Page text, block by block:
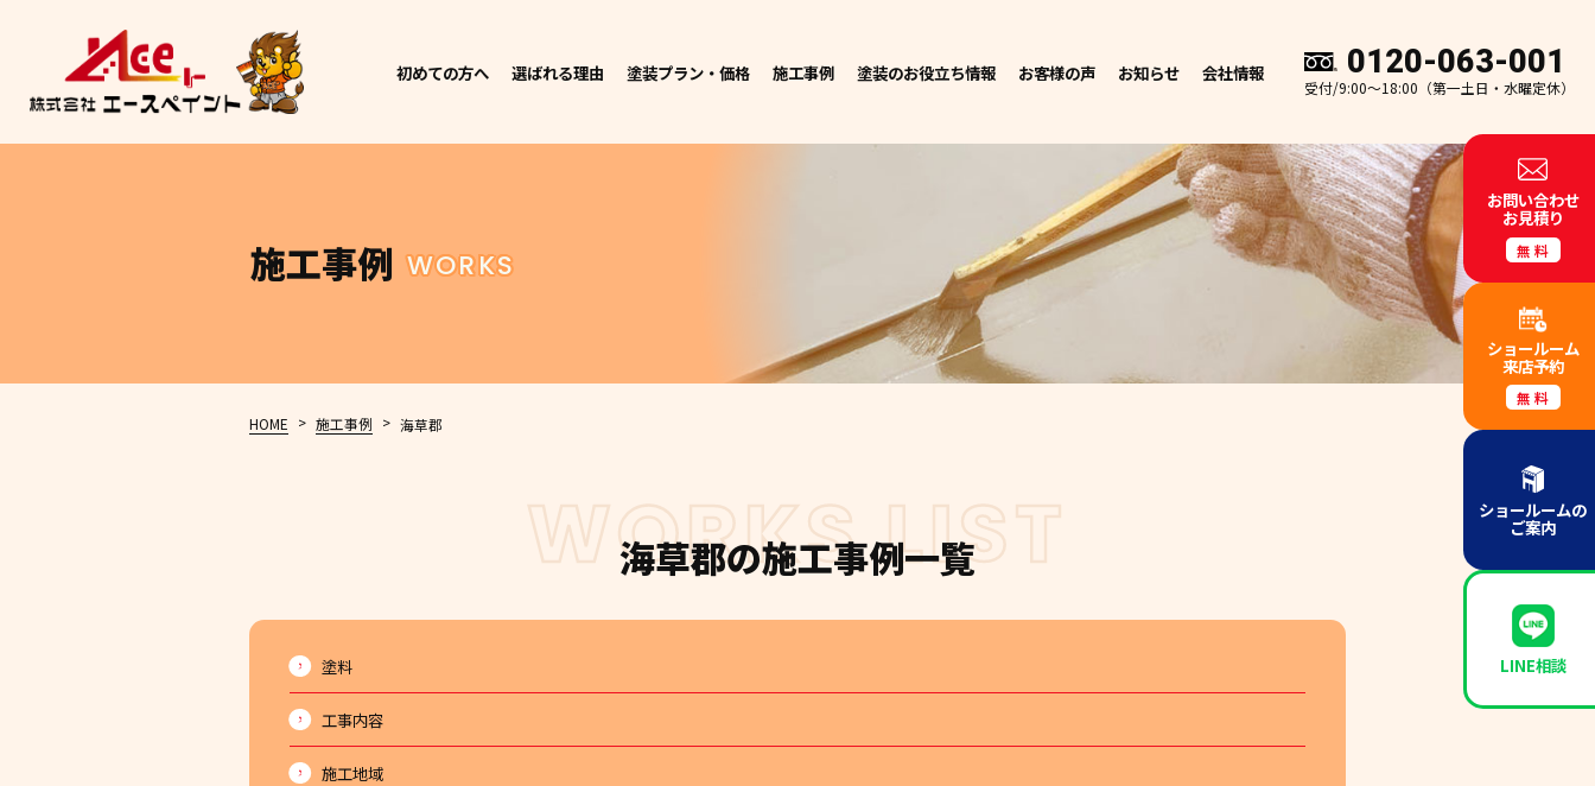
初めての方へ 選ばれる理由 塗装プラン・価格 施工事例 塗装のお役立ち情報 お客様の声 お知らせ 会社情報 0120-063-001
受付/9:00～18:00（第一土日・水曜定休）
施工事例 WORKS
HOME > 施工事例 > 海草郡
WORKS LIST
海草郡の施工事例一覧
塗料
工事内容
施工地域
お問い合わせ
お見積り
無料
ショールーム
来店予約
無料
ショールームの
ご案内
LINE相談